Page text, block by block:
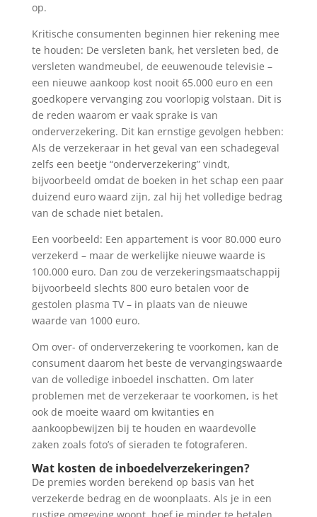
op.
Kritische consumenten beginnen hier rekening mee
te houden: De versleten bank, het versleten bed, de
versleten wandmeubel, de eeuwenoude televisie –
een nieuwe aankoop kost nooit 65.000 euro en een
goedkopere vervanging zou voorlopig volstaan. Dit is
de reden waarom er vaak sprake is van
onderverzekering. Dit kan ernstige gevolgen hebben:
Als de verzekeraar in het geval van een schadegeval
zelfs een beetje “onderverzekering” vindt,
bijvoorbeeld omdat de boeken in het schap een paar
duizend euro waard zijn, zal hij het volledige bedrag
van de schade niet betalen.
Een voorbeeld: Een appartement is voor 80.000 euro
verzekerd – maar de werkelijke nieuwe waarde is
100.000 euro. Dan zou de verzekeringsmaatschappij
bijvoorbeeld slechts 800 euro betalen voor de
gestolen plasma TV – in plaats van de nieuwe
waarde van 1000 euro.
Om over- of onderverzekering te voorkomen, kan de
consument daarom het beste de vervangingswaarde
van de volledige inboedel inschatten. Om later
problemen met de verzekeraar te voorkomen, is het
ook de moeite waard om kwitanties en
aankoopbewijzen bij te houden en waardevolle
zaken zoals foto’s of sieraden te fotograferen.
Wat kosten de inboedelverzekeringen?
De premies worden berekend op basis van het
verzekerde bedrag en de woonplaats. Als je in een